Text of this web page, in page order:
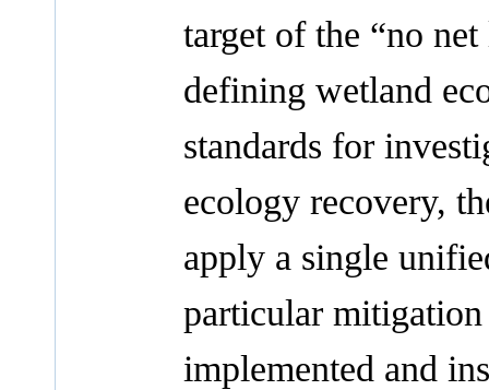
target of the “no
defining wetland
standards for
ecology recovery,
apply a single
particular mitigation
implemented and